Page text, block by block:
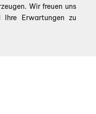
Wir freuen uns
Erwartungen zu